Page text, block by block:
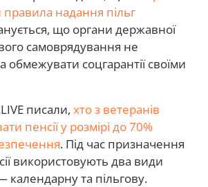
правила надання пільг
що органи державної
самоврядування не
обмежувати соцгарантії своїми
писали, хто з ветеранів
пенсії у розмірі до 70%
. Під час призначення
використовують два види
календарну та пільгову.